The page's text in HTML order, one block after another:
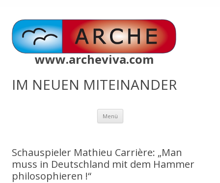
www.archeviva.com
IM NEUEN MITEINANDER
Menü Zum
springen
Schauspieler Mathieu Carrière: „Man
muss in Deutschland mit dem Hammer
philosophieren !“